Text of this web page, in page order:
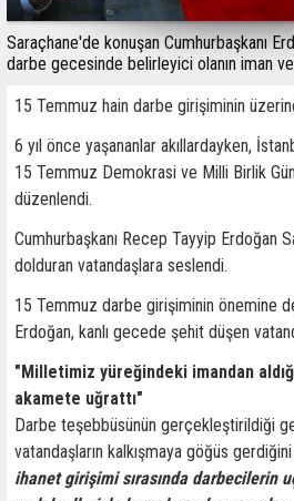
Saraçhane'de konuşan Cumhurbaşkanı
darbe gecesinde belirleyici olanın iman
15 Temmuz hain darbe girişiminin
6 yıl önce yaşananlar akıllardayken,
15 Temmuz Demokrasi ve Milli Birlik
düzenlendi.
Cumhurbaşkanı Recep Tayyip Erdoğan
dolduran vatandaşlara seslendi.
15 Temmuz darbe girişiminin önemine
Erdoğan, kanlı gecede şehit düşen
"Milletimiz yüreğindeki imandan
akamete uğrattı"
Darbe teşebbüsünün gerçekleştirildiği
vatandaşların kalkışmaya göğüs
ihanet girişimi sırasında darbecilerin